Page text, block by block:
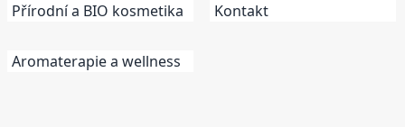
Přírodní a BIO kosmetika
Aromaterapie a wellness
Kontakt